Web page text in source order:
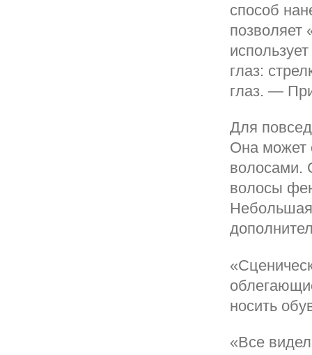
способ
позволяет
глаз:
глаз. —
Для
Она может
волосами.
волосы
Небольшая
носить
«Все